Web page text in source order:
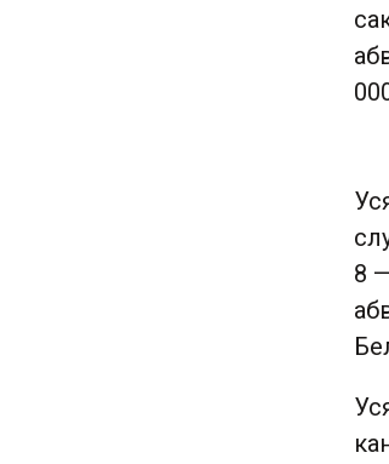
8